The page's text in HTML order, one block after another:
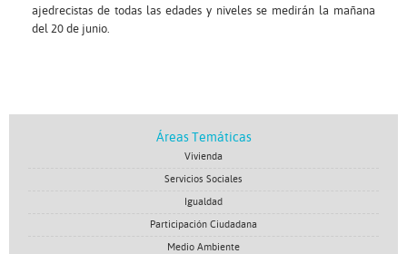
ajedrecistas de todas las edades y niveles se medirán la mañana
del 20 de junio.
Áreas Temáticas
Vivienda
Servicios Sociales
Igualdad
Participación Ciudadana
Medio Ambiente